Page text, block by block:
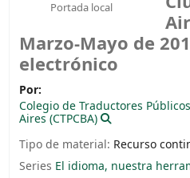
Portada local
Marzo-Mayo de
electrónico
Por:
Colegio de Traductores
Aires (CTPCBA)
Tipo de material: Recurso
Series El idioma, nuestra